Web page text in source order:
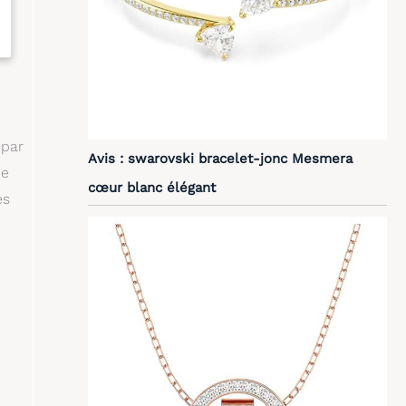
Avis : swarovski bracelet-jonc Mesmera
cœur blanc élégant